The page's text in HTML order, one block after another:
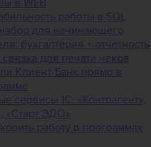
работы в SQL
для начинающего
бухгалтерия + отчетность
для печати чеков
Клиент-Банк прямо в
сервисы 1С: «Контрагент»,
«Старт ЭДО»
работу в программах